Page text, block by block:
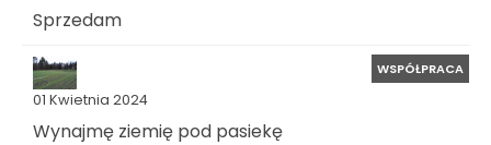
Sprzedam
01 Kwietnia 2024
WSPÓŁPRACA
Wynajmę ziemię pod pasiekę